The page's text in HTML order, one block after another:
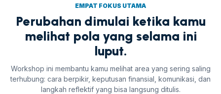
EMPAT FOKUS UTAMA
Perubahan dimulai ketika kamu
melihat pola yang selama ini
luput.
Workshop ini membantu kamu melihat area yang sering saling
terhubung: cara berpikir, keputusan finansial, komunikasi, dan
langkah reflektif yang bisa langsung ditulis.